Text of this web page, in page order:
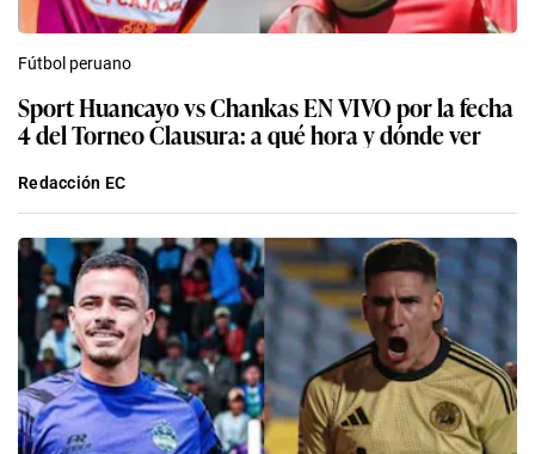
Fútbol peruano
Sport Huancayo vs Chankas EN VIVO por la fecha
4 del Torneo Clausura: a qué hora y dónde ver
Redacción EC